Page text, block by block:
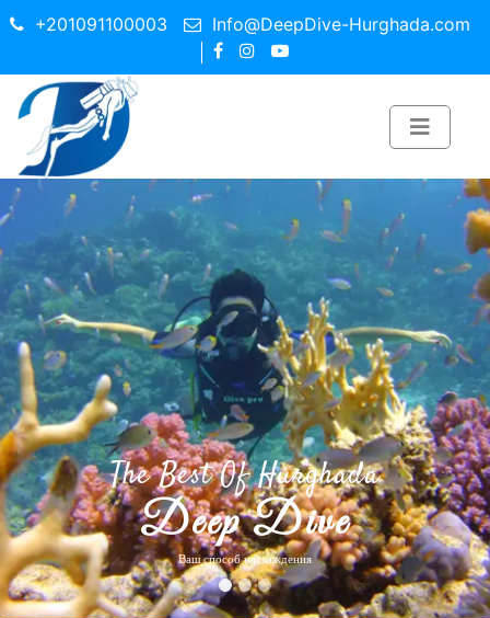
+201091100003 Info@DeepDive-Hurghada.com
The Best Of Hurghada
Deep Dive
Ваш способ наслаждения